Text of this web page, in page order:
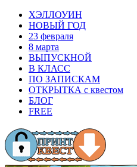
ХЭЛЛОУИН
НОВЫЙ ГОД
23 февраля
8 марта
ВЫПУСКНОЙ
В КЛАСС
ПО ЗАПИСКАМ
ОТКРЫТКА с квестом
БЛОГ
FREE